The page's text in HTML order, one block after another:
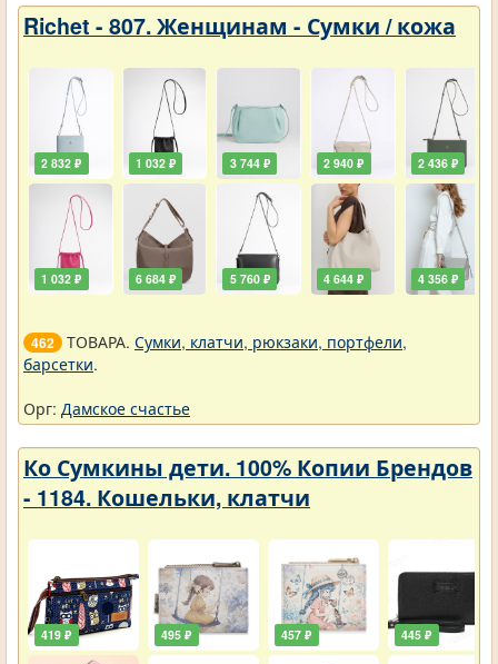
Richet - 807. Женщинам - Сумки / кожа
2 832 ₽
1 032 ₽
1 032 ₽
6 684 ₽
3 744 ₽
5 760 ₽
2 940 ₽
4 644 ₽
2 436 ₽
4 356 ₽
462 ТОВАРА. Сумки, клатчи, рюкзаки, портфели,
барсетки.
Орг: Дамское счастье
Ко Сумкины дети. 100% Копии Брендов
- 1184. Кошельки, клатчи
419 ₽ 495 ₽ 457 ₽ 445 ₽